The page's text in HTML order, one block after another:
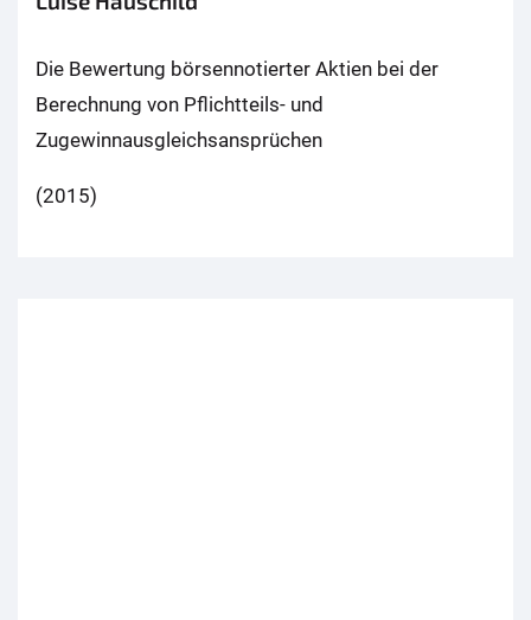
Die Bewertung börsennotierter Aktien bei der
Berechnung von Pflichtteils- und
Zugewinnausgleichsansprüchen
(2015)